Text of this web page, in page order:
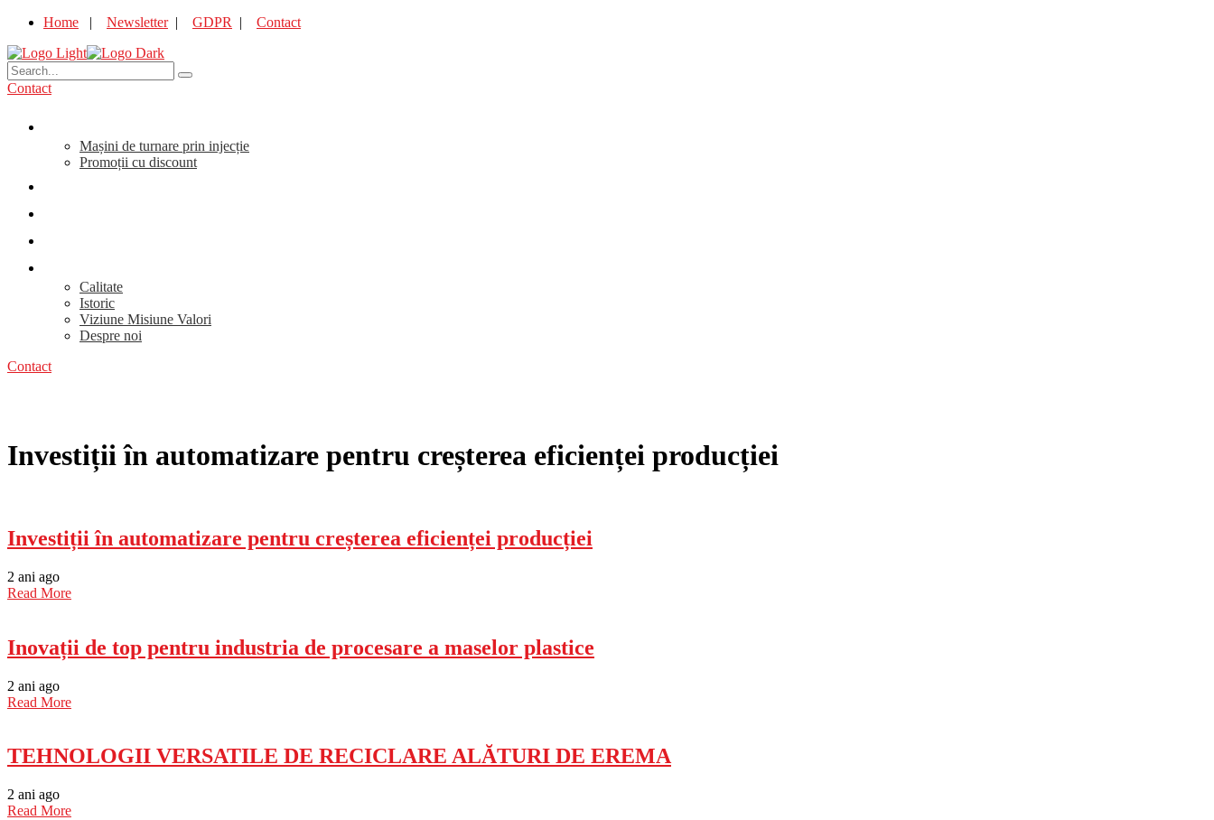
Home | Newsletter| GDPR | Contact
Contact
Mașini de turnare prin injecție
Promoții cu discount
Calitate
Istoric
Viziune Misiune Valori
Despre noi
Contact
Investiții în automatizare pentru creșterea eficienței producției
Investiții în automatizare pentru creșterea eficienței producției
2 ani ago
Read More
Inovații de top pentru industria de procesare a maselor plastice
2 ani ago
Read More
TEHNOLOGII VERSATILE DE RECICLARE ALĂTURI DE EREMA
2 ani ago
Read More